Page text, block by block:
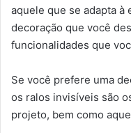
aquele que se adapta
decoração que você
funcionalidades que
Se você prefere uma
os ralos invisíveis são
projeto, bem como